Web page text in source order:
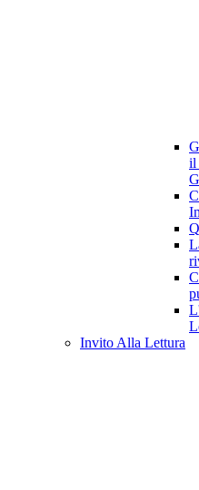
il
Invito Alla Lettura